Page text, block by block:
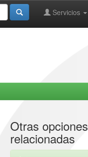
Servicios
Otras opciones
relacionadas